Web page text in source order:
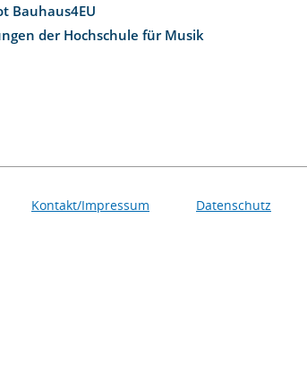
Bauhaus4EU
der Hochschule für Musik
Kontakt/Impressum Datenschutz